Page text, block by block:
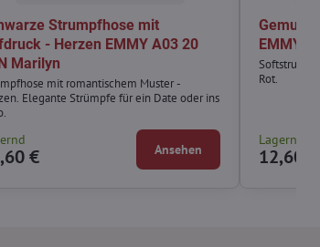
Strumpfhose mit
- Herzen EMMY A03 20
Marilyn
mit romantischem Muster -
Elegante Strümpfe für ein Date oder ins
€ Ansehen
EMMY
Rot.
Lagernd
12,60 €